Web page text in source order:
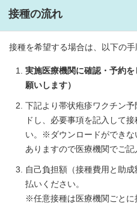
接種の流れ
接種を希望する場合は、以下の手
実施医療機関に確認・予約
願いします）
下記より帯状疱疹ワクチン
ドし、必要事項を記入して
い。※ダウンロードができな
ありますので医療機関でご記
自己負担額（接種費用と助成
払いください。
※任意接種は医療機関ごとに